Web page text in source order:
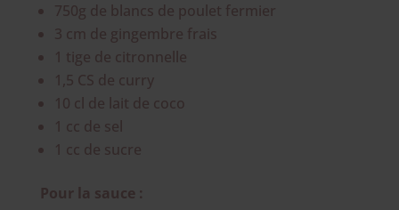
750g de blancs de poulet fermier
3 cm de gingembre frais
1 tige de citronnelle
1,5 CS de curry
10 cl de lait de coco
1 cc de sel
1 cc de sucre
Pour la sauce :